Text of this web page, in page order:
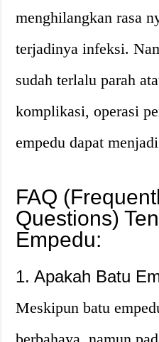
menghilangkan rasa
terjadinya infeksi.
sudah terlalu parah
komplikasi, operasi
empedu dapat
FAQ
Questions)
Empedu:
1. Apakah Batu
Meskipun batu